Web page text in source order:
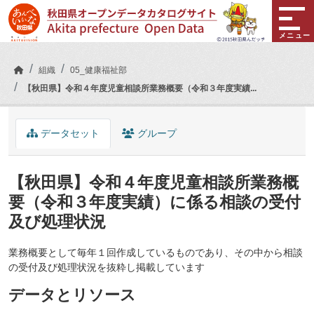
Skip to main content
メニュー
組織
05_健康福祉部
【秋田県】令和４年度児童相談所業務概要（令和３年度実績...
データセット グループ
【秋田県】令和４年度児童相談所業務概
要（令和３年度実績）に係る相談の受付
及び処理状況
業務概要として毎年１回作成しているものであり、その中から相談
の受付及び処理状況を抜粋し掲載しています
データとリソース